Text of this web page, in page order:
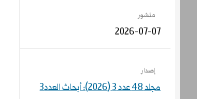
منشور
2026-07-07
إصدار
مجلد 48 عدد 3 (2026): أبحاث العدد3